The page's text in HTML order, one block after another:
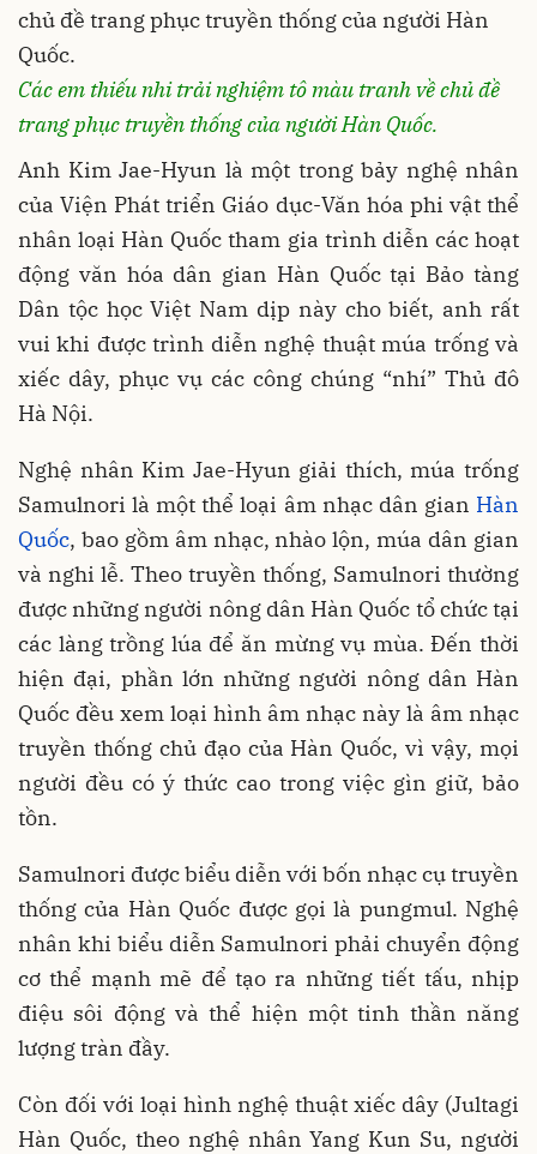
Các em thiếu nhi trải nghiệm tô màu tranh về chủ đề
trang phục truyền thống của người Hàn Quốc.
Anh Kim Jae-Hyun là một trong bảy nghệ nhân
của Viện Phát triển Giáo dục-Văn hóa phi vật thể
nhân loại Hàn Quốc tham gia trình diễn các hoạt
động văn hóa dân gian Hàn Quốc tại Bảo tàng
Dân tộc học Việt Nam dịp này cho biết, anh rất
vui khi được trình diễn nghệ thuật múa trống và
xiếc dây, phục vụ các công chúng “nhí” Thủ đô
Hà Nội.
Nghệ nhân Kim Jae-Hyun giải thích, múa trống
Samulnori là một thể loại âm nhạc dân gian Hàn
Quốc, bao gồm âm nhạc, nhào lộn, múa dân gian
và nghi lễ. Theo truyền thống, Samulnori thường
được những người nông dân Hàn Quốc tổ chức tại
các làng trồng lúa để ăn mừng vụ mùa. Đến thời
hiện đại, phần lớn những người nông dân Hàn
Quốc đều xem loại hình âm nhạc này là âm nhạc
truyền thống chủ đạo của Hàn Quốc, vì vậy, mọi
người đều có ý thức cao trong việc gìn giữ, bảo
tồn.
Samulnori được biểu diễn với bốn nhạc cụ truyền
thống của Hàn Quốc được gọi là pungmul. Nghệ
nhân khi biểu diễn Samulnori phải chuyển động
cơ thể mạnh mẽ để tạo ra những tiết tấu, nhịp
điệu sôi động và thể hiện một tinh thần năng
lượng tràn đầy.
Còn đối với loại hình nghệ thuật xiếc dây (Jultagi
Hàn Quốc, theo nghệ nhân Yang Kun Su, người